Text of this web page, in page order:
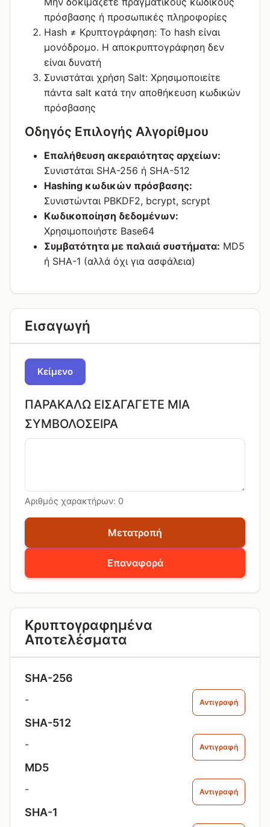
πρόσβασης ή προσωπικές πληροφορίες
Hash ≠ Κρυπτογράφηση: Το hash είναι
μονόδρομο. Η αποκρυπτογράφηση δεν
είναι δυνατή
Συνιστάται χρήση Salt: Χρησιμοποιείτε
πάντα salt κατά την αποθήκευση κωδικών
πρόσβασης
Οδηγός Επιλογής Αλγορίθμου
Επαλήθευση ακεραιότητας αρχείων:
Συνιστάται SHA-256 ή SHA-512
Hashing κωδικών πρόσβασης:
Συνιστώνται PBKDF2, bcrypt, scrypt
Κωδικοποίηση δεδομένων:
Χρησιμοποιήστε Base64
Συμβατότητα με παλαιά συστήματα: MD5
ή SHA-1 (αλλά όχι για ασφάλεια)
Εισαγωγή
Κείμενο
ΠΑΡΑΚΑΛΏ ΕΙΣΑΓΆΓΕΤΕ ΜΙΑ
ΣΥΜΒΟΛΟΣΕΙΡΆ
Αριθμός χαρακτήρων: 0
Επαναφορά
Μετατροπή
Κρυπτογραφημένα
Αποτελέσματα
SHA-256
- Αντιγραφή
SHA-512
- Αντιγραφή
MD5
- Αντιγραφή
SHA-1